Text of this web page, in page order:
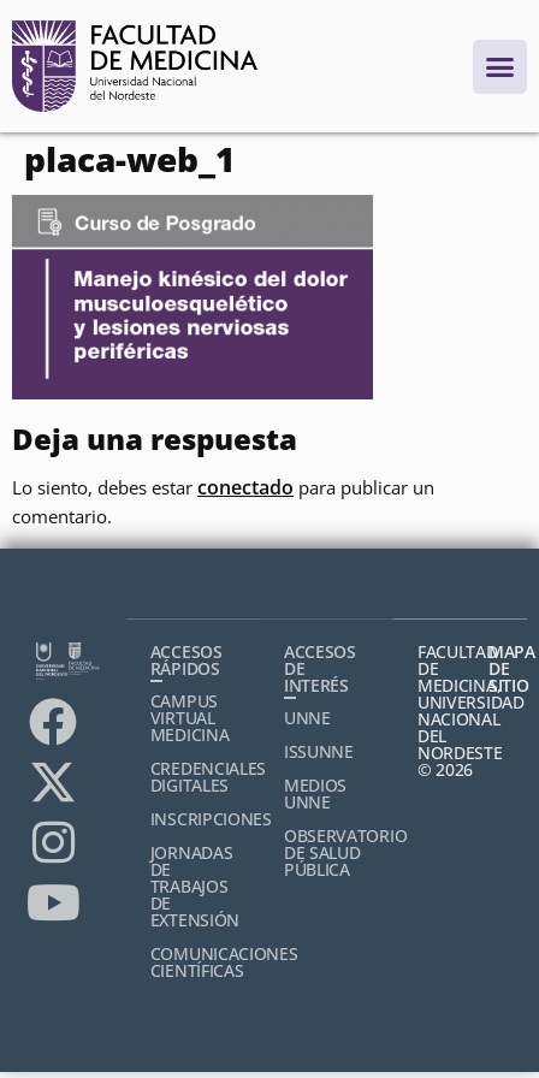
contenido
placa-web_1
Deja una respuesta
Lo siento, debes estar conectado para publicar un
comentario.
ACCESOS
RÁPIDOS
CAMPUS
VIRTUAL
MEDICINA
CREDENCIALES
DIGITALES
INSCRIPCIONES
JORNADAS
DE
TRABAJOS
DE
EXTENSIÓN
COMUNICACIONES
CIENTÍFICAS
ACCESOS
DE
INTERÉS
UNNE
ISSUNNE
MEDIOS
UNNE
OBSERVATORIO
DE SALUD
PÚBLICA
FACULTAD
DE
MEDICINA,
UNIVERSIDAD
NACIONAL
DEL
NORDESTE
© 2026
MAPA
DE
SITIO